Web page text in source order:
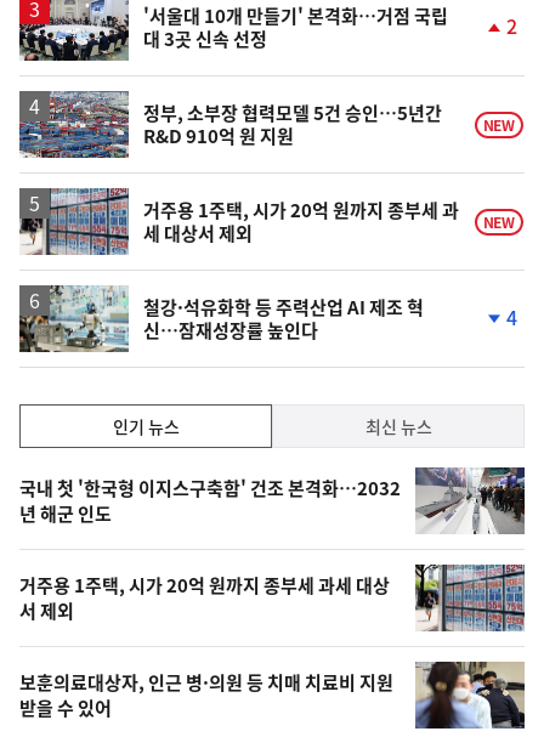
'서울대 10개 만들기' 본격화…거점 국립
대 3곳 신속 선정
승
2
정부, 소부장 협력모델 5건 승인…5년간
R&D 910억 원 지원
NEW
거주용 1주택, 시가 20억 원까지 종부세 과
세 대상서 제외
NEW
철강·석유화학 등 주력산업 AI 제조 혁
신…잠재성장률 높인다
락
4
기,
최
신,
늘
의
영
상
인기 뉴스 최신 뉴스
기
뉴
스
국내 첫 '한국형 이지스구축함' 건조 본격화…2032
년 해군 인도
거주용 1주택, 시가 20억 원까지 종부세 과세 대상
서 제외
보훈의료대상자, 인근 병·의원 등 치매 치료비 지원
받을 수 있어